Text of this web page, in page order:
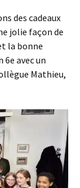
des cadeaux
jolie façon de
la bonne
6e avec un
Mathieu,